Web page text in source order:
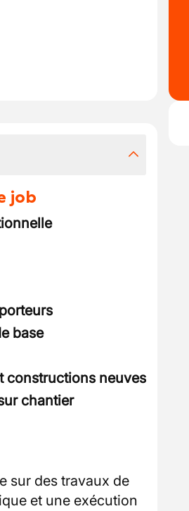
job
base
constructions neuves
chantier
sur des travaux de
et une exécution